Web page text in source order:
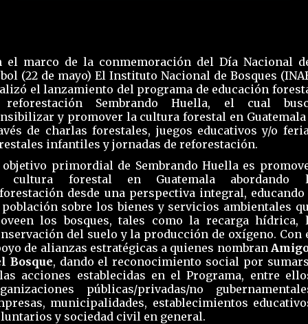
el marco de la conmemoración del Día Nacional
(22 de mayo) El Instituto Nacional de Bosques
el lanzamiento del programa de educación
Sembrando Huella, el cual
y promover la cultura forestal en Guatemala
de charlas forestales, juegos educativos y/o
infantiles y jornadas de reforestación.
objetivo primordial de Sembrando Huella es
cultura forestal en Guatemala abordando
desde una perspectiva integral, educando
sobre los bienes y servicios ambientales
los bosques, tales como la recarga hídrica,
del suelo y la producción de oxígeno. Con
de alianzas estratégicas a quienes nombran
Bosque, dando el reconocimiento social por
acciones establecidas en el Programa, entre
públicas/privadas/no
municipalidades, establecimientos
y sociedad civil en general.